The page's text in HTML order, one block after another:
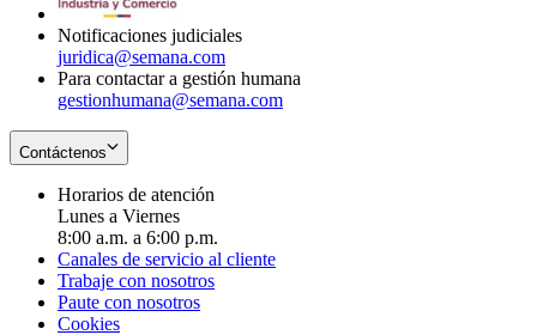
Notificaciones judiciales
juridica@semana.com
Para contactar a gestión humana
gestionhumana@semana.com
Contáctenos
Horarios de atención
Lunes a Viernes
8:00 a.m. a 6:00 p.m.
Canales de servicio al cliente
Trabaje con nosotros
Paute con nosotros
Cookies